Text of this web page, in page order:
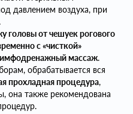
давлением воздуха, при
головы от чешуек рогового
с «чисткой»
массаж.
обрабатывается вся
прохладная процедура,
она также рекомендована